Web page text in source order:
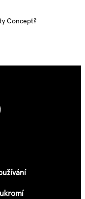
Concept?